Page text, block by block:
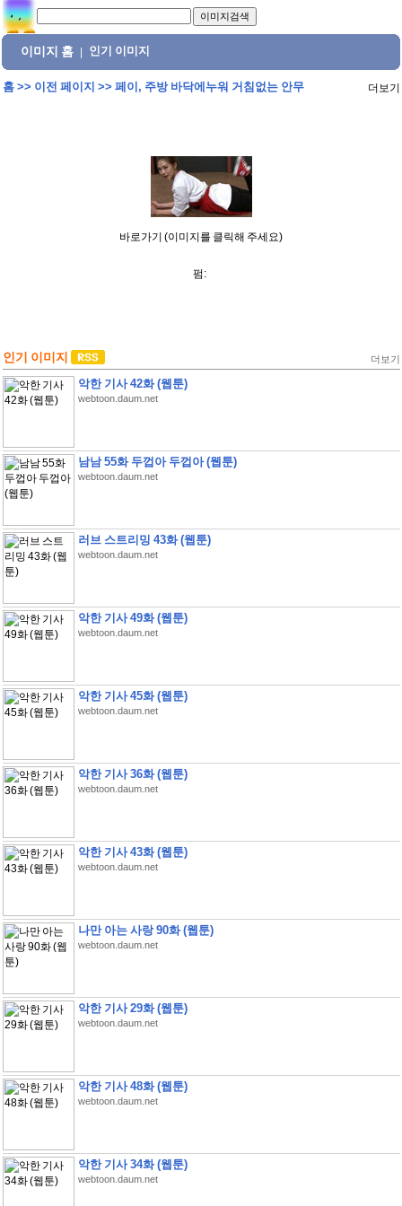
이미지 홈 인기 이미지
홈>> 이전 페이지 >> 페이, 주방 바닥에누워 거침없는 안무 더보기
바로가기 (이미지를 클릭해 주세요)
펌:
인기 이미지 더보기
악한 기사 42화 (웹툰)
webtoon.daum.net
남남 55화 두껍아 두껍아 (웹툰)
webtoon.daum.net
러브 스트리밍 43화 (웹툰)
webtoon.daum.net
악한 기사 49화 (웹툰)
webtoon.daum.net
악한 기사 45화 (웹툰)
webtoon.daum.net
악한 기사 36화 (웹툰)
webtoon.daum.net
악한 기사 43화 (웹툰)
webtoon.daum.net
나만 아는 사랑 90화 (웹툰)
webtoon.daum.net
악한 기사 29화 (웹툰)
webtoon.daum.net
악한 기사 48화 (웹툰)
webtoon.daum.net
악한 기사 34화 (웹툰)
webtoon.daum.net